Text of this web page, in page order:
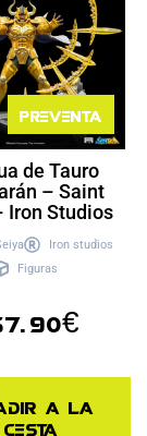
Preventa
de Tauro
– Saint
Iron Studios
Iron studios
Figuras
€
a la
cesta